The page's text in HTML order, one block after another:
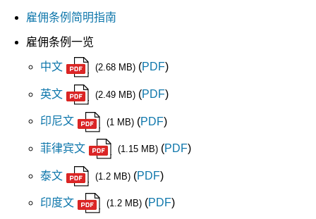
雇佣条例简明指南
雇佣条例一览
中文 (2.68 MB) (PDF)
英文 (2.49 MB)(PDF)
印尼文 (1 MB)(PDF)
菲律宾文 (1.15 MB)(PDF)
泰文 (1.2 MB)(PDF)
印度文 (1.2 MB)(PDF)